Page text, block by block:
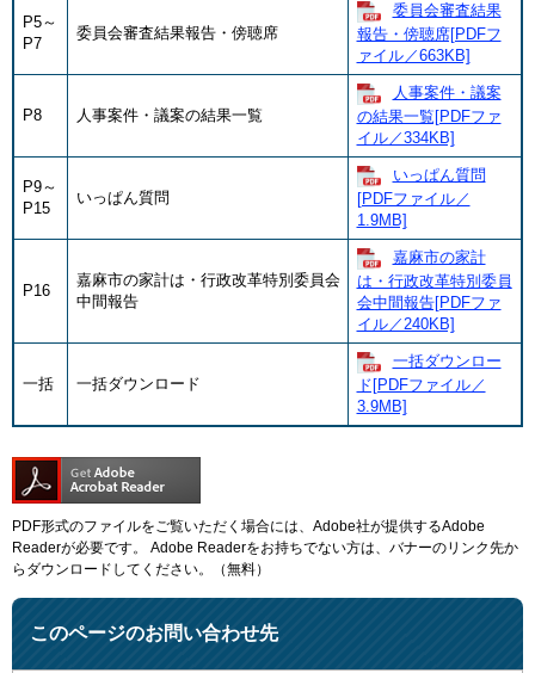
P5～
P7
委員会審査結果報告・傍聴席
委員会審査結果
報告・傍聴席[PDFフ
ァイル／663KB]
P8 人事案件・議案の結果一覧
人事案件・議案
の結果一覧[PDFファ
イル／334KB]
P9～
P15
いっぱん質問
いっぱん質問
[PDFファイル／
1.9MB]
P16
嘉麻市の家計は・行政改革特別委員会
中間報告
嘉麻市の家計
は・行政改革特別委員
会中間報告[PDFファ
イル／240KB]
一括 一括ダウンロード
一括ダウンロー
ド[PDFファイル／
3.9MB]
PDF形式のファイルをご覧いただく場合には、Adobe社が提供するAdobe
Readerが必要です。
Adobe Readerをお持ちでない方は、バナーのリンク先か
らダウンロードしてください。（無料）
このページのお問い合わせ先